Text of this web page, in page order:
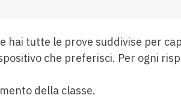
hai tutte le prove suddivise per
che preferisci. Per ogni
della classe.